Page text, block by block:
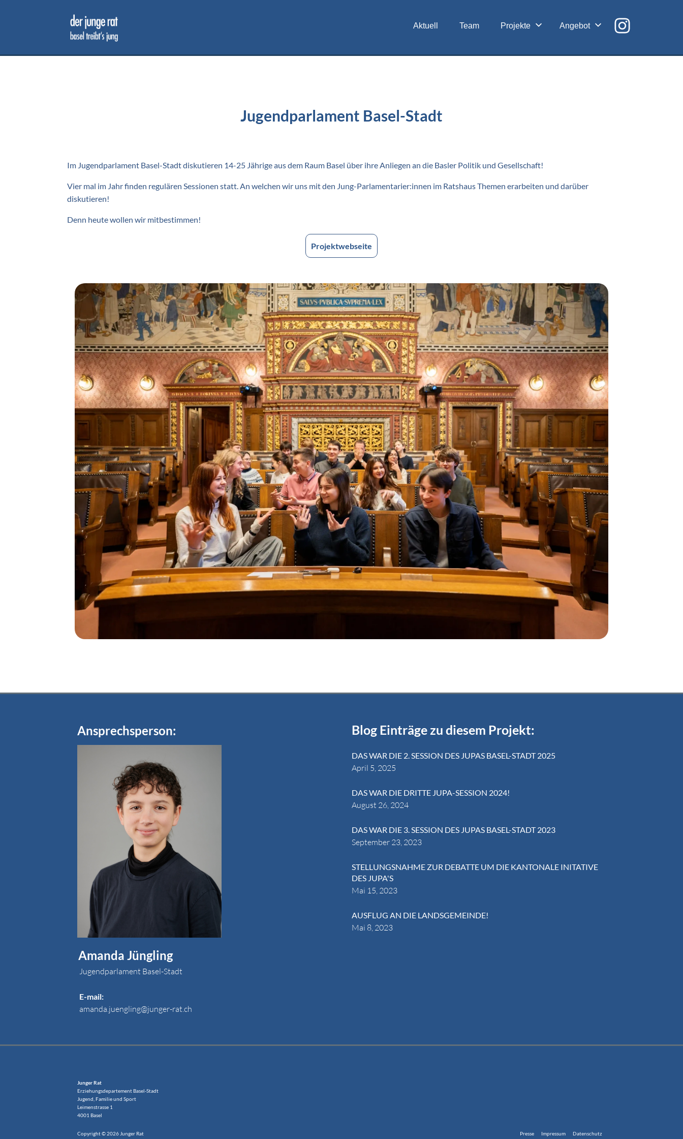
Aktuell Team Projekte Angebot
Jugendparlament Basel-Stadt
Im Jugendparlament Basel-Stadt diskutieren 14-25 Jährige aus dem Raum Basel über ihre Anliegen an die Basler Politik und Gesellschaft!
Vier mal im Jahr finden regulären Sessionen statt. An welchen wir uns mit den Jung-Parlamentarier:innen im Ratshaus Themen erarbeiten und darüber
diskutieren!
Denn heute wollen wir mitbestimmen!
Projektwebseite
Ansprechsperson:
Amanda Jüngling
Jugendparlament Basel-Stadt
E-mail:
amanda.juengling@junger-rat.ch
Blog Einträge zu diesem Projekt:
DAS WAR DIE 2. SESSION DES JUPAS BASEL-STADT 2025
April 5, 2025
DAS WAR DIE DRITTE JUPA-SESSION 2024!
August 26, 2024
DAS WAR DIE 3. SESSION DES JUPAS BASEL-STADT 2023
September 23, 2023
STELLUNGSNAHME ZUR DEBATTE UM DIE KANTONALE INITATIVE
DES JUPA'S
Mai 15, 2023
AUSFLUG AN DIE LANDSGEMEINDE!
Mai 8, 2023
Junger Rat
Erziehungsdepartement Basel-Stadt
Jugend, Familie und Sport
Leimenstrasse 1
4001 Basel
Copyright © 2026 Junger Rat Presse Impressum Datenschutz